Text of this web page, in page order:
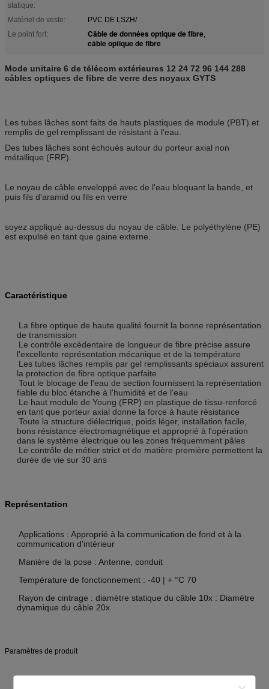
statique:
Matériel de veste:
PVC DE LSZH/
Le point fort:
Câble de données optique de fibre,
câble optique de fibre
Mode unitaire 6 de télécom extérieures 12 24 72 96 144 288
câbles optiques de fibre de verre des noyaux GYTS
Les tubes lâches sont faits de hauts plastiques de module (PBT) et
remplis de gel remplissant de résistant à l'eau.
Des tubes lâches sont échoués autour du porteur axial non
métallique (FRP).
Le noyau de câble enveloppé avec de l'eau bloquant la bande, et
puis fils d'aramid ou fils en verre
soyez appliqué au-dessus du noyau de câble. Le polyéthylène (PE)
est expulsé en tant que gaine externe.
Caractéristique
La fibre optique de haute qualité fournit la bonne représentation
de transmission
Le contrôle excédentaire de longueur de fibre précise assure
l'excellente représentation mécanique et de la température
Les tubes lâches remplis par gel remplissants spéciaux assurent
la protection de fibre optique parfaite
Tout le blocage de l'eau de section fournissent la représentation
fiable du bloc étanche à l'humidité et de l'eau
Le haut module de Young (FRP) en plastique de tissu-renforcé
en tant que porteur axial donne la force à haute résistance
Toute la structure diélectrique, poids léger, installation facile,
bons résistance électromagnétique et approprié à l'opération
dans le système électrique ou les zones fréquemment pâles
Le contrôle de métier strict et de matière première permettent la
durée de vie sur 30 ans
Représentation
Applications : Approprié à la communication de fond et à la
communication d'intérieur
Manière de la pose : Antenne, conduit
Température de fonctionnement : -40 | + °C 70
Rayon de cintrage : diamètre statique du câble 10x : Diamètre
dynamique du câble 20x
Paramètres de produit